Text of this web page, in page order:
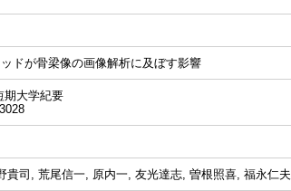
ドが骨梁像の画像解析に及ぼす影響
期大学紀要
貴司, 荒尾信一, 原内一, 友光達志, 曽根照喜, 福永仁夫